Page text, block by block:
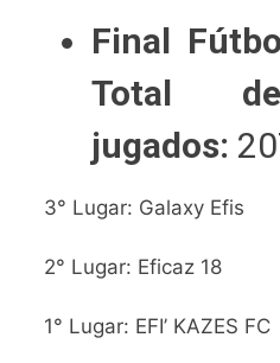
Final
Total
jugados:
3° Lugar: Galaxy Efis
2° Lugar: Eficaz 18
1° Lugar: EFI’ KAZES FC